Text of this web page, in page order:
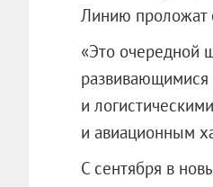
Линию проложат
«Это очередной
развивающимися
и
и авиационным
С сентября в